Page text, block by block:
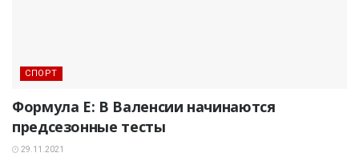
СПОРТ
Формула E: В Валенсии начинаются
предсезонные тесты
29.11.2021